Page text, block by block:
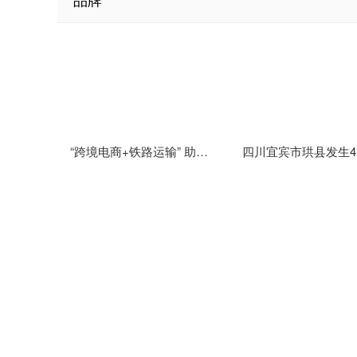
“跨境电商+铁路运输” 助力云南跨境电商商品快速通关